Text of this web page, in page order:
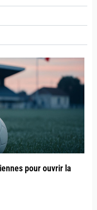
pour ouvrir la